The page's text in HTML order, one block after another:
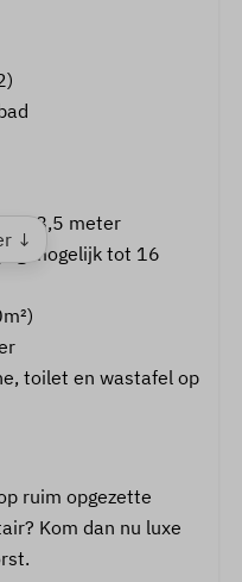
tot 8,5 meter
mogelijk tot 16
toilet en wastafel op
↓
ruim opgezette
Kom dan nu luxe